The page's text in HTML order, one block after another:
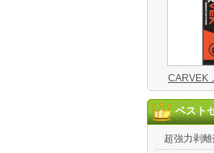
CARVEK
ベスト
超強力剥離